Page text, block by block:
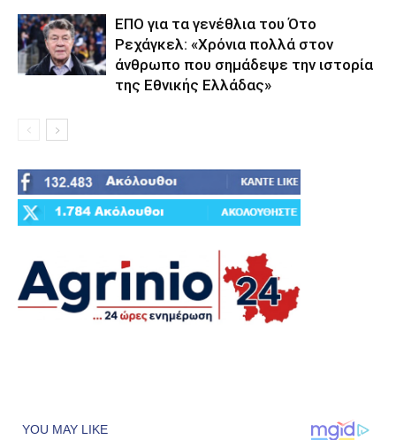
ΕΠΟ για τα γενέθλια του Ότο
Ρεχάγκελ: «Χρόνια πολλά στον
άνθρωπο που σημάδεψε την ιστορία
της Εθνικής Ελλάδας»